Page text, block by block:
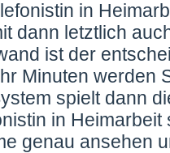
in
dann letztlich
ist der
Minuten werden
spielt dann
in
genau ansehen